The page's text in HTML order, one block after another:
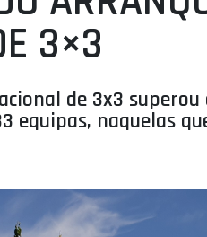
3×3
de 3x3
equipas, naquelas